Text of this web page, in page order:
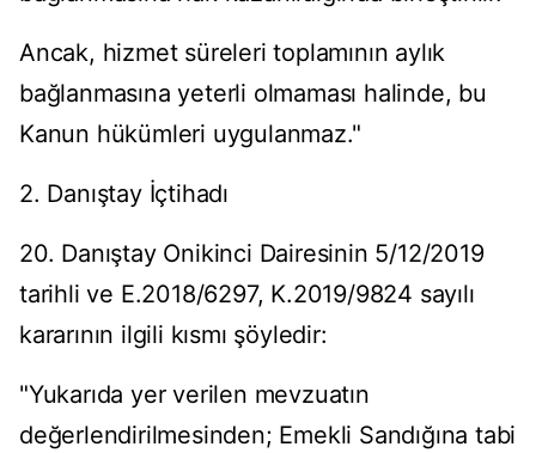
Ancak, hizmet süreleri toplamının aylık
bağlanmasına yeterli olmaması halinde, bu
Kanun hükümleri uygulanmaz."
2. Danıştay İçtihadı
20. Danıştay Onikinci Dairesinin 5/12/2019
tarihli ve E.2018/6297, K.2019/9824 sayılı
kararının ilgili kısmı şöyledir:
"Yukarıda yer verilen mevzuatın
değerlendirilmesinden; Emekli Sandığına tabi